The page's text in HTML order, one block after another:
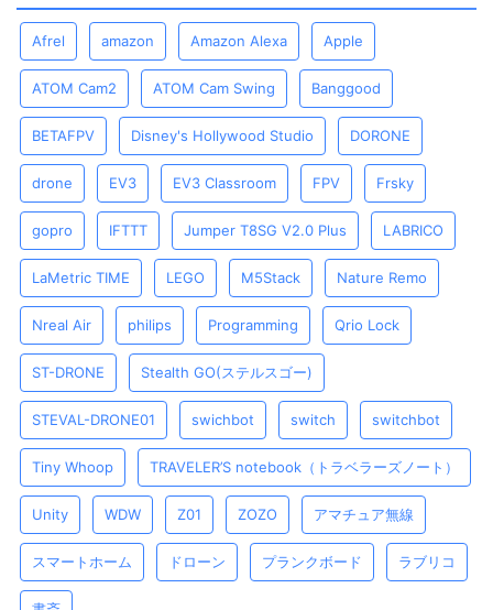
Afrel amazon Amazon Alexa Apple
ATOM Cam2 ATOM Cam Swing Banggood
BETAFPV Disney's Hollywood Studio DORONE
drone EV3 EV3 Classroom FPV Frsky
gopro IFTTT Jumper T8SG V2.0 Plus LABRICO
LaMetric TIME LEGO M5Stack Nature Remo
Nreal Air philips Programming Qrio Lock
ST-DRONE Stealth GO(ステルスゴー)
STEVAL-DRONE01 swichbot switch switchbot
Tiny Whoop TRAVELER’S notebook（トラベラーズノート）
Unity WDW Z01 ZOZO アマチュア無線
スマートホーム ドローン プランクボード ラブリコ